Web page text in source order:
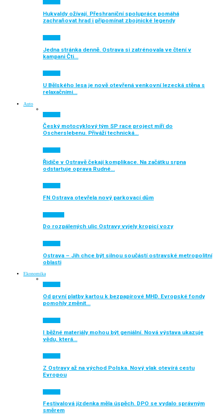
Hukvaldy ožívají. Přeshraniční spolupráce pomáhá
zachraňovat hrad i připomínat zbojnické legendy
Jedna stránka denně. Ostrava si zatrénovala ve čtení v
kampani Čti…
U Bělského lesa je nově otevřená venkovní lezecká stěna s
relaxačními…
Auto
Český motocyklový tým SP race project míří do
Oscherslebenu. Přiváží technická…
Řidiče v Ostravě čekají komplikace. Na začátku srpna
odstartuje oprava Rudné…
FN Ostrava otevřela nový parkovací dům
Do rozpálených ulic Ostravy vyjely kropicí vozy
Ostrava – Jih chce být silnou součástí ostravské metropolitní
oblasti
Ekonomika
Od první platby kartou k bezpapírové MHD. Evropské fondy
pomohly změnit…
I běžné materiály mohou být geniální. Nová výstava ukazuje
vědu, která…
Z Ostravy až na východ Polska. Nový vlak otevírá cestu
Evropou
Festivalová jízdenka měla úspěch. DPO se vydalo správným
směrem